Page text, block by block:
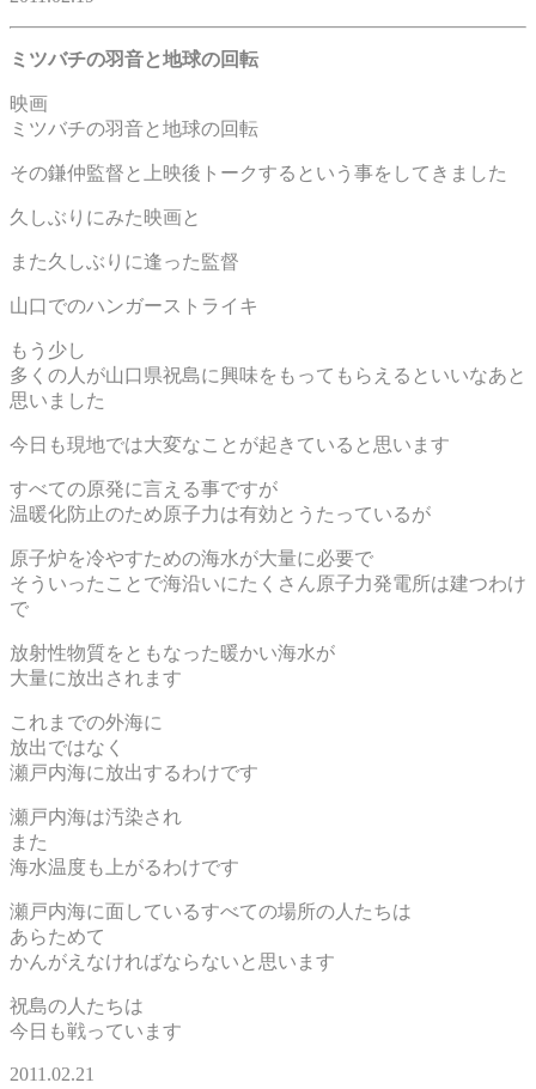
ミツバチの羽音と地球の回転
映画
ミツバチの羽音と地球の回転
その鎌仲監督と上映後トークするという事をしてきました
久しぶりにみた映画と
また久しぶりに逢った監督
山口でのハンガーストライキ
もう少し
多くの人が山口県祝島に興味をもってもらえるといいなあと
思いました
今日も現地では大変なことが起きていると思います
すべての原発に言える事ですが
温暖化防止のため原子力は有効とうたっているが
原子炉を冷やすための海水が大量に必要で
そういったことで海沿いにたくさん原子力発電所は建つわけ
で
放射性物質をともなった暖かい海水が
大量に放出されます
これまでの外海に
放出ではなく
瀬戸内海に放出するわけです
瀬戸内海は汚染され
また
海水温度も上がるわけです
瀬戸内海に面しているすべての場所の人たちは
あらためて
かんがえなければならないと思います
祝島の人たちは
今日も戦っています
2011.02.21